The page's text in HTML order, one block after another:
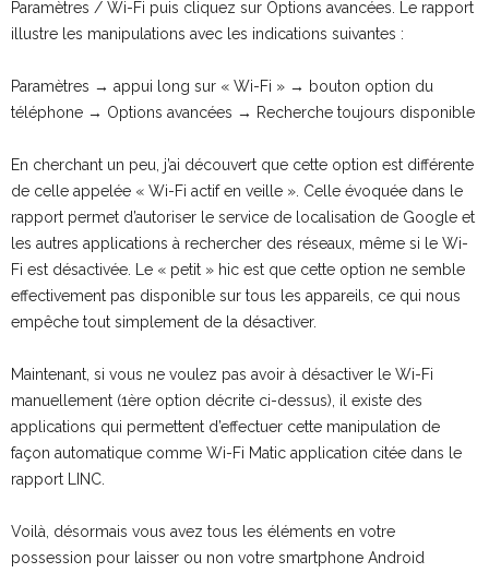
Paramètres / Wi-Fi puis cliquez sur Options avancées. Le rapport
illustre les manipulations avec les indications suivantes :
Paramètres → appui long sur « Wi-Fi » → bouton option du
téléphone → Options avancées → Recherche toujours disponible
En cherchant un peu, j’ai découvert que cette option est différente
de celle appelée « Wi-Fi actif en veille ». Celle évoquée dans le
rapport permet d’autoriser le service de localisation de Google et
les autres applications à rechercher des réseaux, même si le Wi-
Fi est désactivée. Le « petit » hic est que cette option ne semble
effectivement pas disponible sur tous les appareils, ce qui nous
empêche tout simplement de la désactiver.
Maintenant, si vous ne voulez pas avoir à désactiver le Wi-Fi
manuellement (1ère option décrite ci-dessus), il existe des
applications qui permettent d’effectuer cette manipulation de
façon automatique comme Wi-Fi Matic application citée dans le
rapport LINC.
Voilà, désormais vous avez tous les éléments en votre
possession pour laisser ou non votre smartphone Android